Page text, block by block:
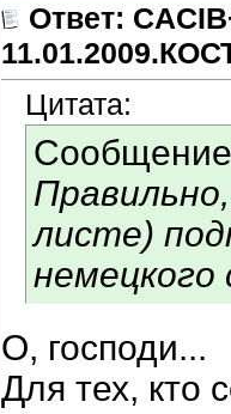
Ответ:
Цитата:
листе)
немецкого
О, господи...
Для тех, кто